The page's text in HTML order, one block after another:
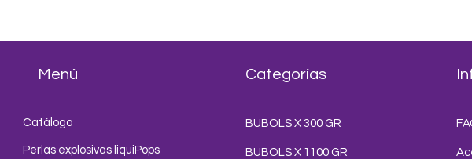
Menú
Catálogo
Perlas explosivas liquiPops
Categorías
BUBOLS X 300 GR
BUBOLS X 1100 GR